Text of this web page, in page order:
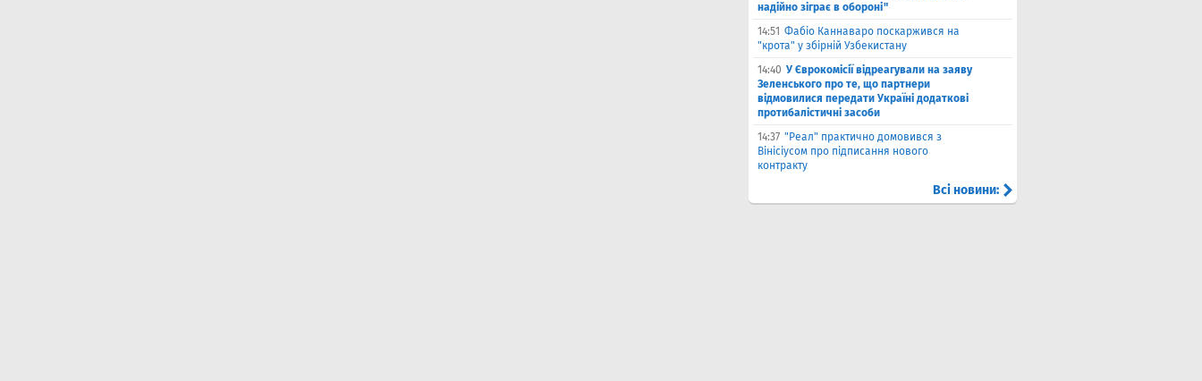
надійно зіграє в обороні"
14:51 Фабіо Каннаваро поскаржився на
"крота" у збірній Узбекистану
14:40 У Єврокомісії відреагували на заяву
Зеленського про те, що партнери
відмовилися передати Україні додаткові
протибалістичні засоби
14:37 "Реал" практично домовився з
Вінісіусом про підписання нового
контракту
Всі новини: